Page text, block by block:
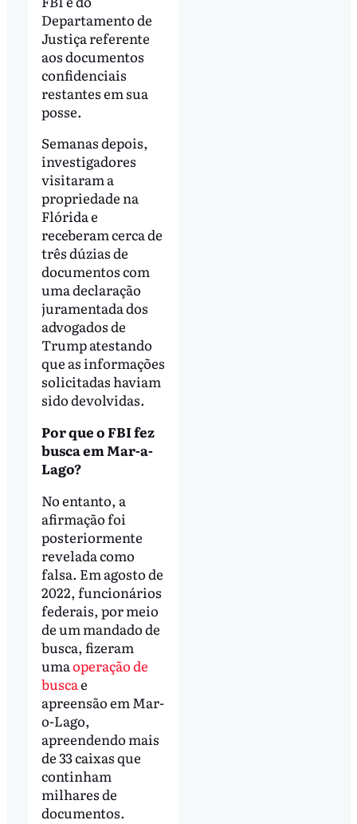
Departamento de
Justiça referente
aos documentos
confidenciais
restantes em sua
posse.
Semanas depois,
investigadores
visitaram a
propriedade na
Flórida e
receberam cerca de
três dúzias de
documentos com
uma declaração
juramentada dos
advogados de
Trump atestando
que as informações
solicitadas haviam
sido devolvidas.
Por que o FBI fez
busca em Mar-a-
Lago?
No entanto, a
afirmação foi
posteriormente
revelada como
falsa. Em agosto de
2022, funcionários
federais, por meio
de um mandado de
busca, fizeram
umaoperação de
buscae
apreensão em Mar-
o-Lago,
apreendendo mais
de 33 caixas que
continham
milhares de
documentos.